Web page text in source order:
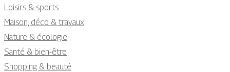
Loisirs & sports
Maison, déco & travaux
Nature & écologie
Santé & bien-être
Shopping & beauté